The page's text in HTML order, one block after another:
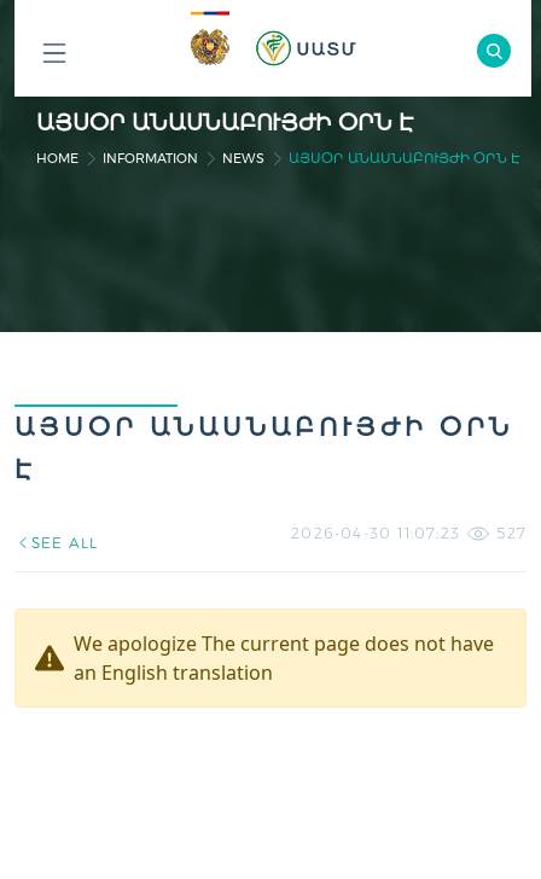
ԲՈԼՈՐ
ԲԱԺԻՆՆԵՐԸ
ԱՅՍՕՐ ԱՆԱՍՆԱԲՈՒՅԺԻ ՕՐՆ Է
HOME INFORMATION NEWS ԱՅՍՕՐ ԱՆԱՍՆԱԲՈՒՅԺԻ ՕՐՆ Է
ԱՅՍՕՐ ԱՆԱՍՆԱԲՈՒՅԺԻ ՕՐՆ
Է
SEE ALL
2026-04-30 11:07:23 527
We apologize The current page does not have
an English translation